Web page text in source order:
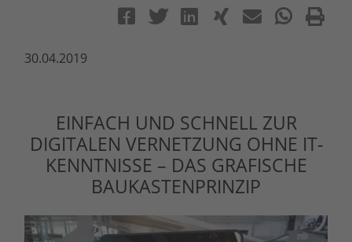
30.04.2019
EINFACH UND SCHNELL ZUR
DIGITALEN VERNETZUNG OHNE IT-
KENNTNISSE – DAS GRAFISCHE
BAUKASTENPRINZIP